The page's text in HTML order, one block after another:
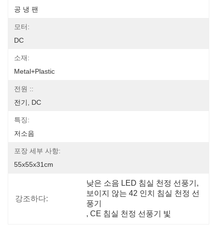
공 냉 팬
모터:
DC
소재:
Metal+plastic
전원 ::
전기, DC
특징:
저소음
포장 세부 사항:
55x55x31cm
강조하다:
낮은 소음 LED 침실 천정 선풍기 ,
보이지 않는 42 인치 침실 천정 선
풍기
, CE 침실 천정 선풍기 빛